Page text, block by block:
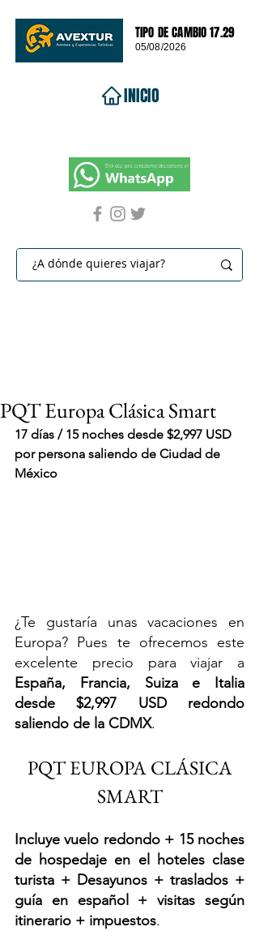
TIPO DE CAMBIO 17.29
05/08/2026
INICIO
VIAJES 2027
PQT Europa Clásica Smart
17 días / 15 noches desde $2,997 USD
por persona saliendo de Ciudad de
México
¿Te gustaría unas vacaciones en
Europa? Pues te ofrecemos este
España, Francia, Suiza e Italia
desde $2,997 USD redondo
saliendo de la CDMX.
SMART
Incluye vuelo redondo + 15 noches
de hospedaje en el hoteles clase
turista + Desayunos + traslados +
guía en español + visitas según
itinerario + impuestos.